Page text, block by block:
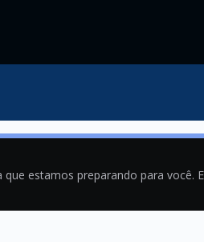
estamos preparando para